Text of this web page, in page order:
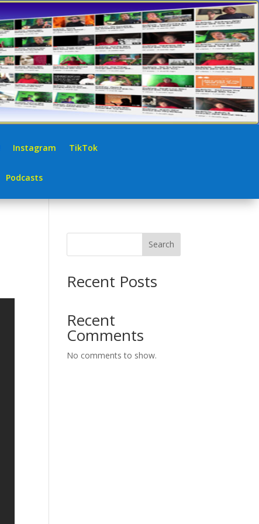
Instagram TikTok
Podcasts
Search
Recent Posts
Recent
Comments
No comments to show.